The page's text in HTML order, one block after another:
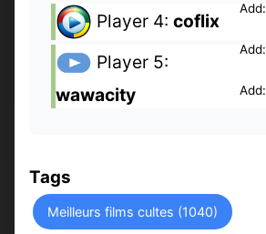
Add:
Player 4: coflix
Add:
Player 5:
wawacity
Add:
Tags
Meilleurs films cultes (1040)